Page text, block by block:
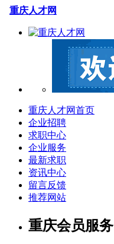
重庆人才网
重庆人才网首页
企业招聘
求职中心
企业服务
最新求职
资讯中心
留言反馈
推荐网站
重庆会员服务